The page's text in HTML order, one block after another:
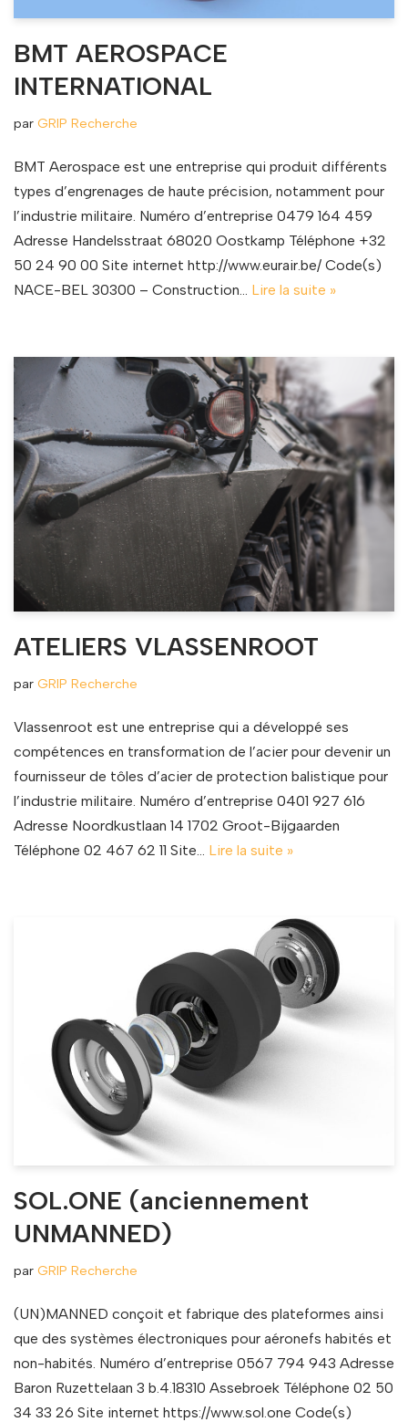
BMT AEROSPACE
INTERNATIONAL
par GRIP Recherche
BMT Aerospace est une entreprise qui produit différents
types d’engrenages de haute précision, notamment pour
l’industrie militaire. Numéro d’entreprise 0479 164 459
Adresse Handelsstraat 68020 Oostkamp Téléphone +32
50 24 90 00 Site internet http://www.eurair.be/ Code(s)
NACE-BEL 30300 – Construction… Lire la suite »
ATELIERS VLASSENROOT
par GRIP Recherche
Vlassenroot est une entreprise qui a développé ses
compétences en transformation de l’acier pour devenir un
fournisseur de tôles d’acier de protection balistique pour
l’industrie militaire. Numéro d’entreprise 0401 927 616
Adresse Noordkustlaan 14 1702 Groot-Bijgaarden
Téléphone 02 467 62 11 Site… Lire la suite »
SOL.ONE (anciennement
UNMANNED)
par GRIP Recherche
(UN)MANNED conçoit et fabrique des plateformes ainsi
que des systèmes électroniques pour aéronefs habités et
non-habités. Numéro d’entreprise 0567 794 943 Adresse
Baron Ruzettelaan 3 b.4.18310 Assebroek Téléphone 02 50
34 33 26 Site internet https://www.sol.one Code(s)